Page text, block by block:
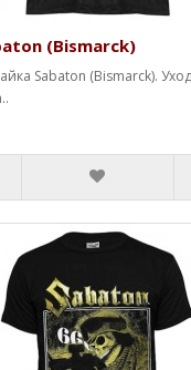
(Bismarck)
Sabaton (Bismarck).